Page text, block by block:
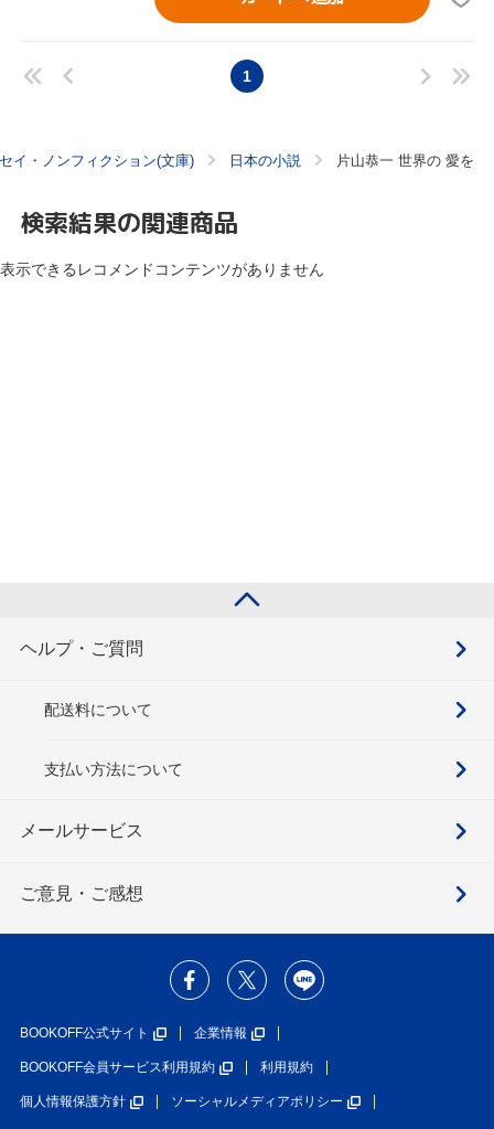
1
イ・ノンフィクション(文庫) 日本の小説 片山恭一 世界の 愛を
検索結果の関連商品
表示できるレコメンドコンテンツがありません
ヘルプ・ご質問
配送料について
支払い方法について
メールサービス
ご意見・ご感想
BOOKOFF公式サイト 企業情報
BOOKOFF会員サービス利用規約 利用規約
個人情報保護方針 ソーシャルメディアポリシー